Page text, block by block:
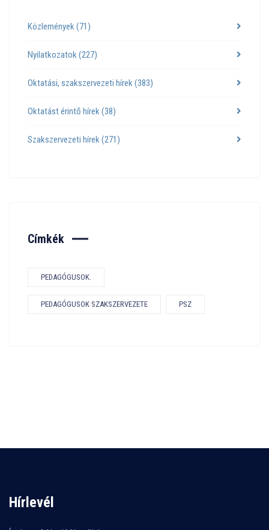
Közlemények (71)
Nyilatkozatok (227)
Oktatási, szakszervezeti hírek (383)
Oktatást érintő hírek (38)
Szakszervezeti hírek (271)
Címkék
PEDAGÓGUSOK.
PEDAGÓGUSOK SZAKSZERVEZETE PSZ
Hírlevél